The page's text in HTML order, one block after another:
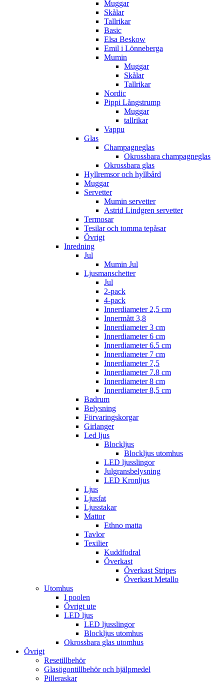
Muggar
Skålar
Tallrikar
Basic
Elsa Beskow
Emil i Lönneberga
Mumin
Muggar
Skålar
Tallrikar
Nordic
Pippi Långstrump
Muggar
tallrikar
Vappu
Glas
Champagneglas
Okrossbara champagneglas
Okrossbara glas
Hyllremsor och hyllbård
Muggar
Servetter
Mumin servetter
Astrid Lindgren servetter
Termosar
Tesilar och tomma tepåsar
Övrigt
Inredning
Jul
Mumin Jul
Ljusmanschetter
Jul
2-pack
4-pack
Innerdiameter 2,5 cm
Innermått 3,8
Innerdiameter 3 cm
Innerdiameter 6 cm
Innerdiameter 6.5 cm
Innerdiameter 7 cm
Innerdiameter 7,5
Innerdiameter 7.8 cm
Innerdiameter 8 cm
Innerdiameter 8,5 cm
Badrum
Belysning
Förvaringskorgar
Girlanger
Led ljus
Blockljus
Blockljus utomhus
LED ljusslingor
Julgransbelysning
LED Kronljus
Ljus
Ljusfat
Ljusstakar
Mattor
Ethno matta
Tavlor
Texilier
Kuddfodral
Överkast
Överkast Stripes
Överkast Metallo
Utomhus
I poolen
Övrigt ute
LED ljus
LED ljusslingor
Blockljus utomhus
Okrossbara glas utomhus
Övrigt
Resetillbehör
Glasögontillbehör och hjälpmedel
Pilleraskar